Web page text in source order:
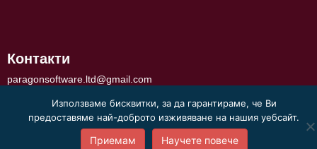
Контакти
paragonsoftware.ltd@gmail.com
Използваме бисквитки, за да гарантираме, че Ви
предоставяме най-доброто изживяване на нашия уебсайт.
Приемам Научете повече